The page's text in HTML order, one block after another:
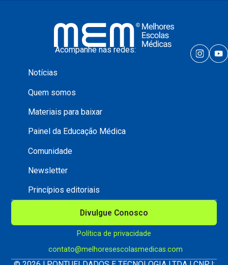
Acompanhe nas redes:
Notícias
Quem somos
Materiais para baixar
Painel da Educação Médica
Comunidade
Newsletter
Princípios editoriais
Divulgue Conosco
Política de privacidade
contato@melhoresescolasmedicas.com